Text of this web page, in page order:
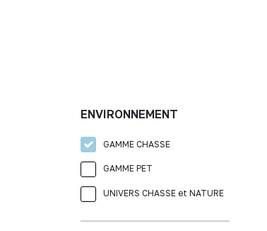
ENVIRONNEMENT
GAMME CHASSE
GAMME PET
UNIVERS CHASSE et NATURE